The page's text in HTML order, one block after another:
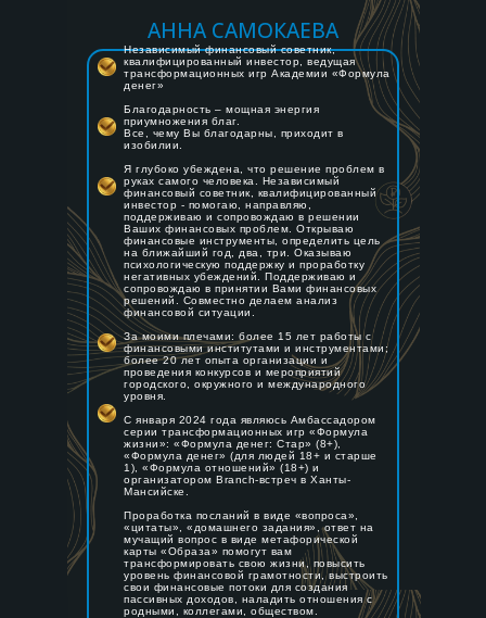
АННА САМОКАЕВА
Независимый финансовый советник,
квалифицированный инвестор, ведущая
трансформационных игр Академии «Формула
денег»
Благодарность – мощная энергия
приумножения благ.
Все, чему Вы благодарны, приходит в
изобилии.
Я глубоко убеждена, что решение проблем в
руках самого человека. Независимый
финансовый советник, квалифицированный
инвестор - помогаю, направляю,
поддерживаю и сопровождаю в решении
Ваших финансовых проблем. Открываю
финансовые инструменты, определить цель
на ближайший год, два, три. Оказываю
психологическую поддержку и проработку
негативных убеждений. Поддерживаю и
сопровождаю в принятии Вами финансовых
решений. Совместно делаем анализ
финансовой ситуации.
За моими плечами: более 15 лет работы с
финансовыми институтами и инструментами;
более 20 лет опыта организации и
проведения конкурсов и мероприятий
городского, окружного и международного
уровня.
С января 2024 года являюсь Амбассадором
серии трансформационных игр «Формула
жизни»: «Формула денег: Стар» (8+),
«Формула денег» (для людей 18+ и старше
1), «Формула отношений» (18+) и
организатором Branch-встреч в Ханты-
Мансийске.
Проработка посланий в виде «вопроса»,
«цитаты», «домашнего задания», ответ на
мучащий вопрос в виде метафорической
карты «Образа» помогут вам
трансформировать свою жизни, повысить
уровень финансовой грамотности, выстроить
свои финансовые потоки для создания
пассивных доходов, наладить отношения с
родными, коллегами, обществом.